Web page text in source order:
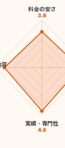
料金の安さ
3.8
実績・専門性
4.6
容